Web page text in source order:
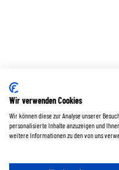
Wir verwenden Cookies
Wir können diese zur Analyse unserer
personalisierte Inhalte anzuzeigen und
weitere Informationen zu den von uns